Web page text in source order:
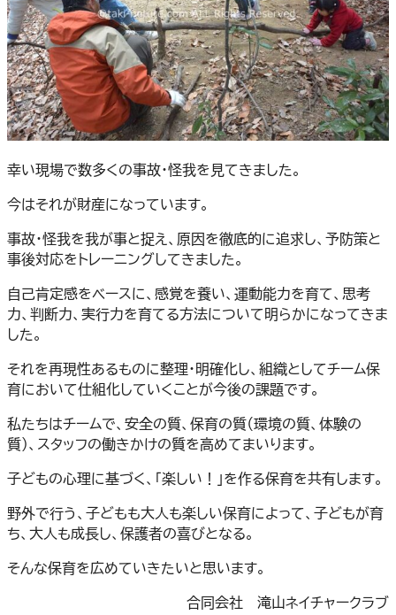
幸い現場で数多くの事故・怪我を見てきました。
今はそれが財産になっています。
事故・怪我を我が事と捉え、原因を徹底的に追求し、予防策と
事後対応をトレーニングしてきました。
自己肯定感をベースに、感覚を養い、運動能力を育て、思考
力、判断力、実行力を育てる方法について明らかになってきま
した。
それを再現性あるものに整理・明確化し、組織としてチーム保
育において仕組化していくことが今後の課題です。
私たちはチームで、安全の質、保育の質（環境の質、体験の
質）、スタッフの働きかけの質を高めてまいります。
子どもの心理に基づく、「楽しい！」を作る保育を共有します。
野外で行う、子どもも大人も楽しい保育によって、子どもが育
ち、大人も成長し、保護者の喜びとなる。
そんな保育を広めていきたいと思います。
合同会社 滝山ネイチャークラブ